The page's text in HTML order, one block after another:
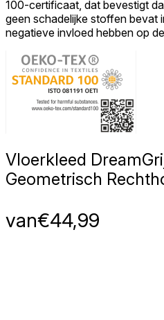
100-certificaat, dat bevestigt
geen schadelijke stoffen bevat
negatieve invloed hebben op
Vloerkleed Dream
Geometrisch
van€44,99